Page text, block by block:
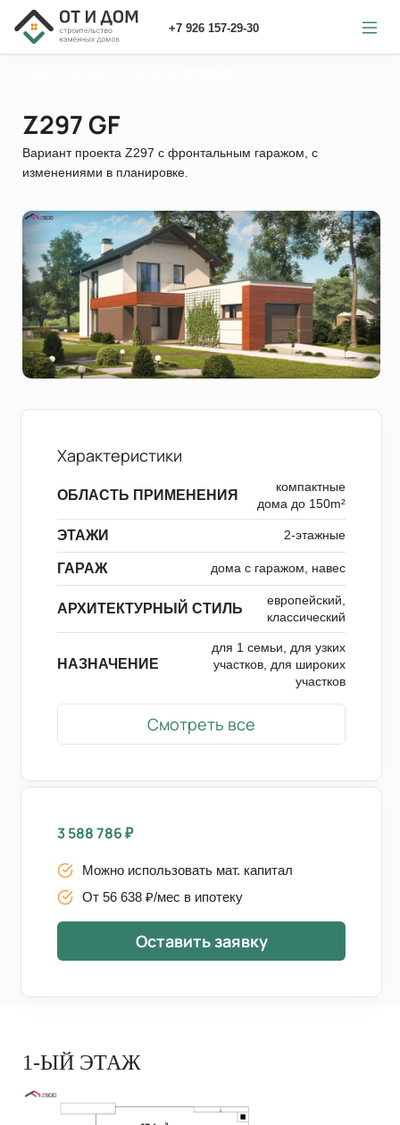
+7 926 157-29-30
Z297 GF
Вариант проекта Z297 с фронтальным гаражом, с
изменениями в планировке.
Характеристики
ОБЛАСТЬ ПРИМЕНЕНИЯ
компактные
дома до 150m²
ЭТАЖИ 2-этажные
ГАРАЖ дома с гаражом, навес
АРХИТЕКТУРНЫЙ СТИЛЬ
европейский,
классический
НАЗНАЧЕНИЕ
для 1 семьи, для узких
участков, для широких
участков
Смотреть все
3 588 786₽
Можно использовать мат. капитал
От 56 638 ₽/мес в ипотеку
Оставить заявку
1-ЫЙ ЭТАЖ